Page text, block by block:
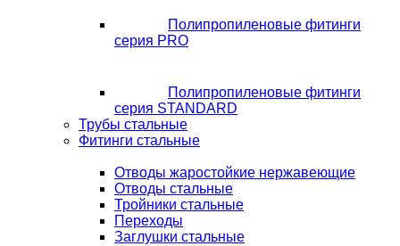
Полипропиленовые фитинги
серия PRO
Полипропиленовые фитинги
серия STANDARD
Трубы стальные
Фитинги стальные
Отводы жаростойкие нержавеющие
Отводы стальные
Тройники стальные
Переходы
Заглушки стальные